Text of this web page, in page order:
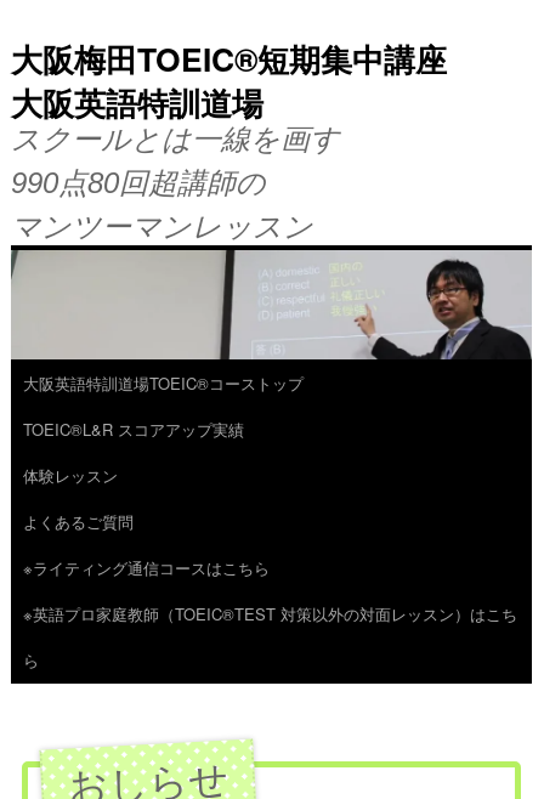
大阪梅田TOEIC®短期集中講座
大阪英語特訓道場
スクールとは一線を画す
990点80回超講師の
マンツーマンレッスン
コ
ン
テ
ン
ツ
へ
ス
大阪英語特訓道場TOEIC®コーストップ
TOEIC®L&R スコアアップ実績
体験レッスン
よくあるご質問
※ライティング通信コースはこちら
※英語プロ家庭教師（TOEIC®TEST 対策以外の対面レッスン）はこち
ら